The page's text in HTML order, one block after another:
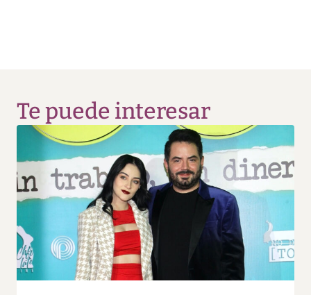
Te puede interesar